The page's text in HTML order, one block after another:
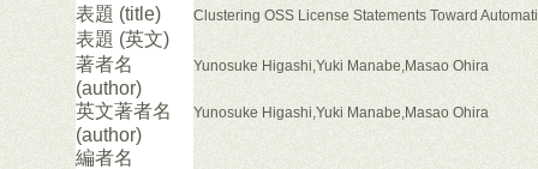
表題 (title) Clustering OSS License Statements Toward
表題 (英文)
著者名
(author)
Yunosuke Higashi,Yuki Manabe,Masao Ohira
英文著者名
(author)
Yunosuke Higashi,Yuki Manabe,Masao Ohira
編者名